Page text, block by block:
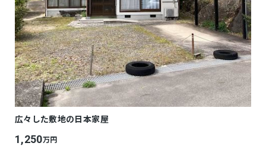
広々した敷地の日本家屋
1,250万円